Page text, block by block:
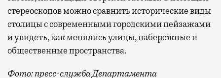
стереоскопов можно сравнить исторические виды
столицы с современными городскими пейзажами
и увидеть, как менялись улицы, набережные и
общественные пространства.
Фото: пресс-служба Департамента